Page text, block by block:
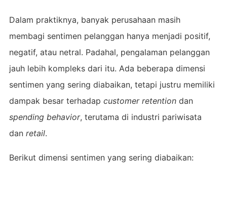
Dalam praktiknya, banyak perusahaan masih
membagi sentimen pelanggan hanya menjadi positif,
negatif, atau netral. Padahal, pengalaman pelanggan
jauh lebih kompleks dari itu. Ada beberapa dimensi
sentimen yang sering diabaikan, tetapi justru memiliki
dampak besar terhadap customer retentiondan
spending behavior, terutama di industri pariwisata
dan retail.
Berikut dimensi sentimen yang sering diabaikan: